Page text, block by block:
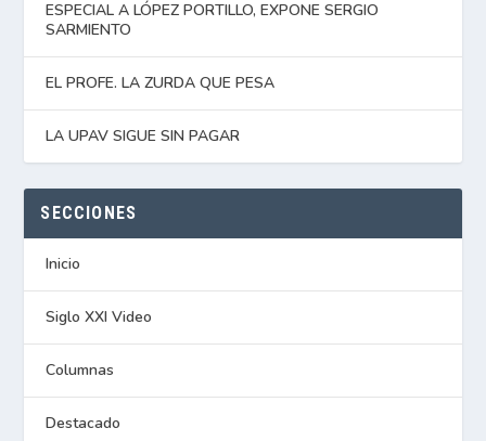
ESPECIAL A LÓPEZ PORTILLO, EXPONE SERGIO
SARMIENTO
EL PROFE. LA ZURDA QUE PESA
LA UPAV SIGUE SIN PAGAR
SECCIONES
Inicio
Siglo XXI Video
Columnas
Destacado